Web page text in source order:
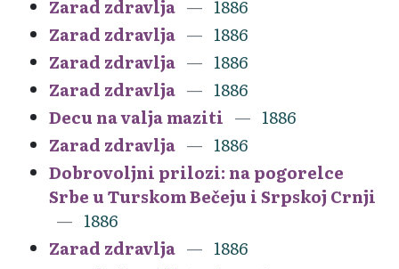
Zarad zdravlja
1886
Zarad zdravlja
1886
Zarad zdravlja
1886
Zarad zdravlja
1886
Decu na valja maziti
1886
Zarad zdravlja
1886
Dobrovoljni prilozi: na pogorelce
Srbe u Turskom Bečeju i Srpskoj Crnji
1886
Zarad zdravlja
1886